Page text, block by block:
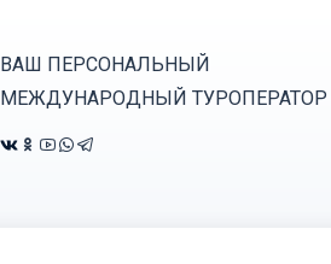
ВАШ ПЕРСОНАЛЬНЫЙ
МЕЖДУНАРОДНЫЙ ТУРОПЕРАТОР